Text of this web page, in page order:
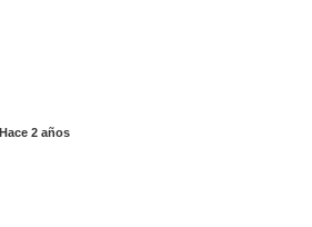
Hace 2 años